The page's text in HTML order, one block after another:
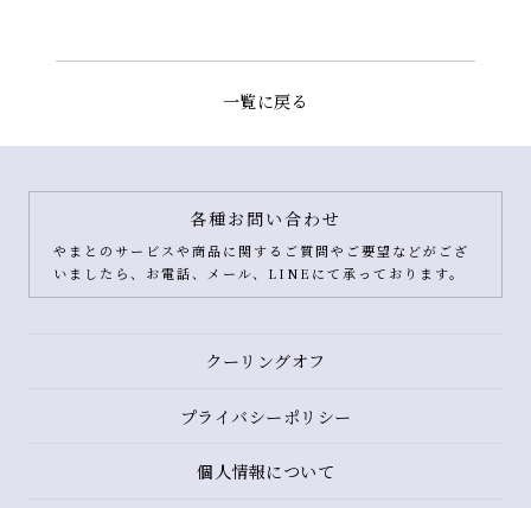
一覧に戻る
各種お問い合わせ
やまとのサービスや商品に関するご質問やご要望などがござ
いましたら、お電話、メール、LINEにて承っております。
クーリングオフ
プライバシーポリシー
個人情報について